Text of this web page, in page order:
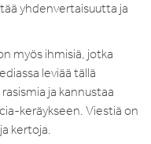
yhdenvertaisuutta ja
myös ihmisiä, jotka
leviää tällä
ja kannustaa
keräykseen. Viestiä on
kertoja.